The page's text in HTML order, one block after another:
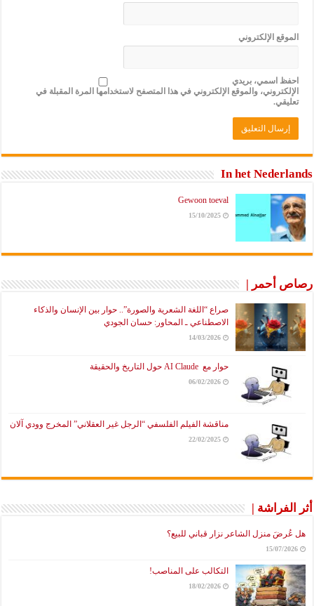
الموقع الإلكتروني
احفظ اسمي، بريدي
الإلكتروني، والموقع الإلكتروني في هذا المتصفح لاستخدامها المرة المقبلة في
تعليقي.
In het Nederlands
Gewoon toeval
15/10/2025
رصاص أحمر |
صراع “اللغة الشعرية والصورة”.. حوار بين الإنسان والذكاء
الاصطناعي ـ المحاور: حسان الجودي
14/03/2026
حوار مع AI Claude حول التاريخ والحقيقة
06/02/2026
مناقشة الفيلم الفلسفي “الرجل غير العقلاني” المخرج وودي آلان
22/02/2025
أثر الفراشة |
هل عُرضَ منزل الشاعر نزار قباني للبيع؟
15/07/2026
التكالب على المناصب!
18/02/2026